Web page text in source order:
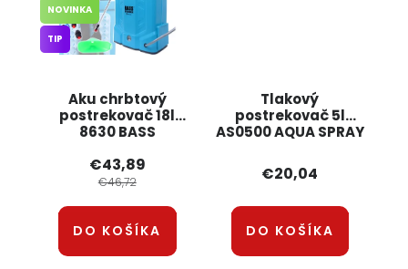
Aku chrbtový
postrekovač 18l
8630 BASS
NOVINKA
TIP
€43,89
€46,72
DO KOŠÍKA
Tlakový
postrekovač 5l
AS0500 AQUA SPRAY
€20,04
DO KOŠÍKA